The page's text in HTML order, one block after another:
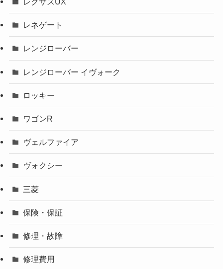
レネゲート
レンジローバー
レンジローバー イヴォーク
ロッキー
ワゴンR
ヴェルファイア
ヴォクシー
三菱
保険・保証
修理・故障
修理費用